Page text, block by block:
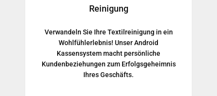
Reinigung
Verwandeln Sie Ihre Textilreinigung in ein
Wohlfühlerlebnis! Unser Android
Kassensystem macht persönliche
Kundenbeziehungen zum Erfolgsgeheimnis
Ihres Geschäfts.